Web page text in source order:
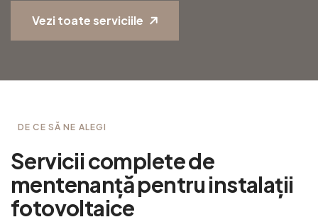
Vezi toate serviciile
DE CE SĂ NE ALEGI
Serviciicompletede
mentenanțăpentruinstalații
fotovoltaice